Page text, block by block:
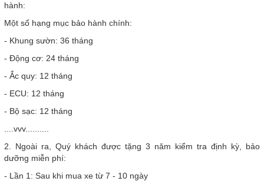
hành:
Một số hạng mục bảo hành chính:
- Khung sườn: 36 tháng
- Động cơ: 24 tháng
- Ắc quy: 12 tháng
- ECU: 12 tháng
- Bộ sạc: 12 tháng
....vvv..........
2. Ngoài ra, Quý khách được tặng 3 năm kiểm tra định kỳ, bảo
dưỡng miễn phí:
- Lần 1: Sau khi mua xe từ 7 - 10 ngày